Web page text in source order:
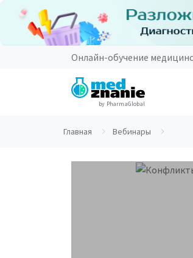
Онлайн-обучение
by PharmaGlobal
Главная Вебинары